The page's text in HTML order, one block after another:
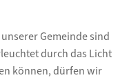
Gemeinde sind
durch das Licht
können, dürfen wir